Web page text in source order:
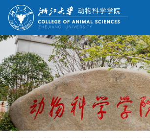
网站首页
院情总览
师资队伍
人才培养
科学研究
国际交流